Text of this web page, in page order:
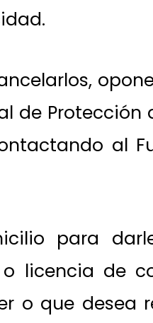
Protección
al
para
licencia de
o que desea